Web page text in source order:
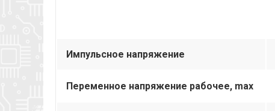
Импульсное напряжение
Переменное напряжение рабочее, max